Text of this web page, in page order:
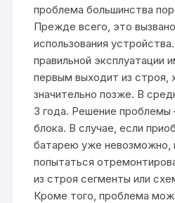
проблема большинства
Прежде всего, это
использования
правильной эксплуатации
первым выходит из строя,
значительно позже. В
3 года. Решение проблемы
блока. В случае, если
батарею уже
попытаться
из строя сегменты или
Кроме того, проблема